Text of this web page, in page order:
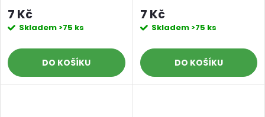
7 Kč
Skladem >75 ks
DO KOŠÍKU
7 Kč
Skladem >75 ks
DO KOŠÍKU